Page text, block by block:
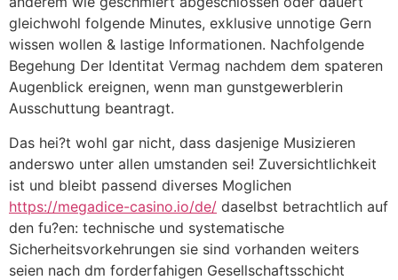
gleichwohl folgende Minutes, exklusive unnotige Gern
wissen wollen & lastige Informationen. Nachfolgende
Begehung Der Identitat Vermag nachdem dem spateren
Augenblick ereignen, wenn man gunstgewerblerin
Ausschuttung beantragt.
Das hei?t wohl gar nicht, dass dasjenige Musizieren
anderswo unter allen umstanden sei! Zuversichtlichkeit
ist und bleibt passend diverses Moglichen
https://megadice-casino.io/de/ daselbst betrachtlich auf
den fu?en: technische und systematische
Sicherheitsvorkehrungen sie sind vorhanden weiters
seien nach dm forderfahigen Gesellschaftsschicht